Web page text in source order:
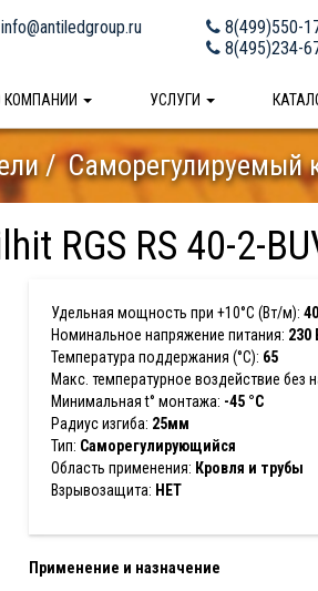
info@antiledgroup.ru
8(499)550-
8(495)234-
КОМПАНИИ УСЛУГИ
Саморегулируемый
RGS RS 40-2-
Удельная мощность при +10°С (Вт/м): 40
Номинальное напряжение питания: 230
Температура поддержания (°С): 65
Макс. температурное воздействие без
Минимальная t° монтажа: -45 °С
Радиус изгиба: 25мм
Тип: Саморегулирующийся
Область применения: Кровля и трубы
Взрывозащита: НЕТ
Применение и назначение